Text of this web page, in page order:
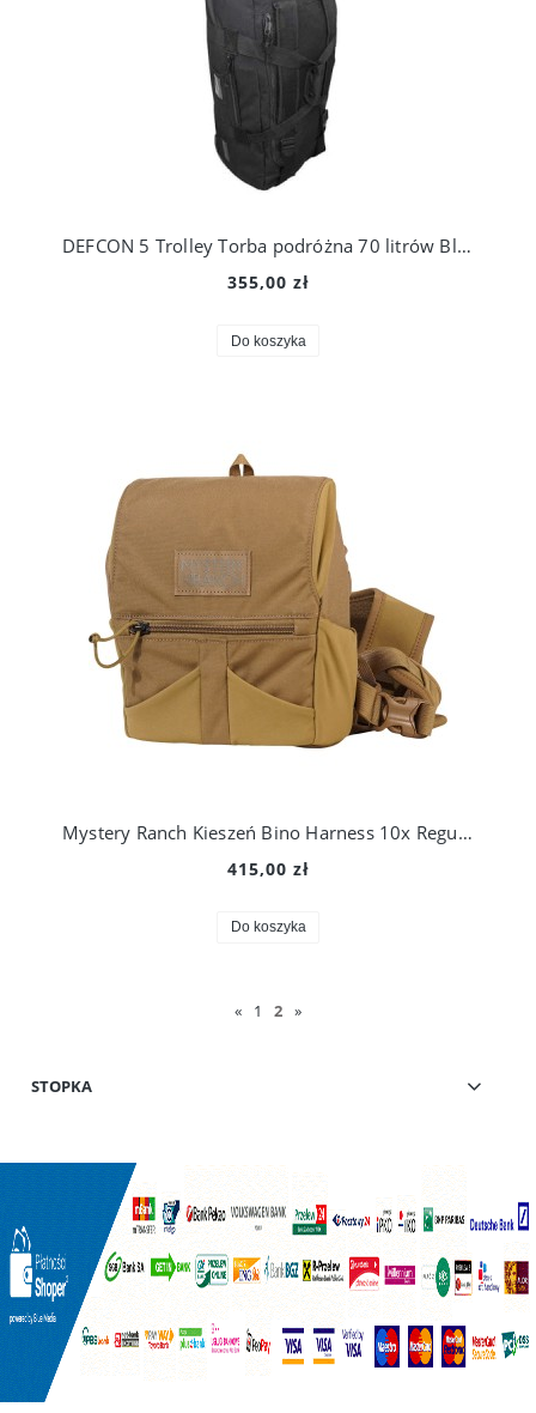
DEFCON 5 Trolley Torba podróżna 70 litrów Black
355,00 zł
Do koszyka
Mystery Ranch Kieszeń Bino Harness 10x Regular
415,00 zł
Do koszyka
« 1 2 »
STOPKA